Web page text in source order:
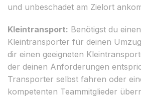
und unbeschadet am Zielort
Kleintransport: Benötigst du
Kleintransporter für deinen
dir einen geeigneten
der deinen Anforderungen
Transporter selbst fahren oder
kompetenten Teammitglieder